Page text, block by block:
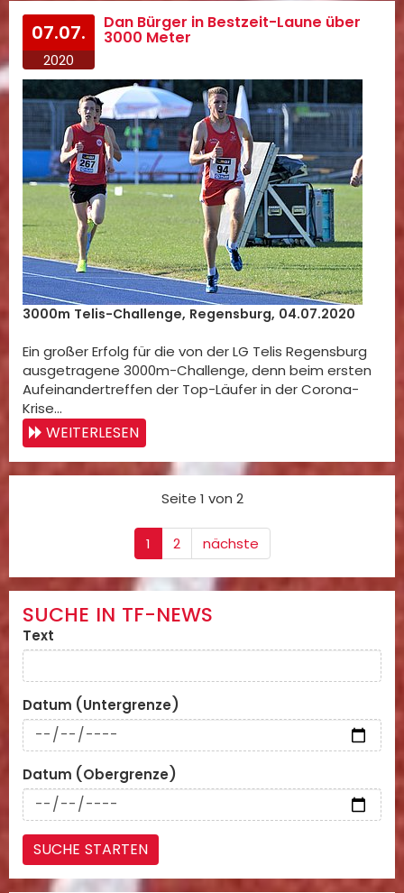
07.07.
2020
Dan Bürger in Bestzeit-Laune über
3000 Meter
3000m Telis-Challenge, Regensburg, 04.07.2020
Ein großer Erfolg für die von der LG Telis Regensburg
ausgetragene 3000m-Challenge, denn beim ersten
Aufeinandertreffen der Top-Läufer in der Corona-
Krise…
WEITERLESEN
Seite 1 von 2
1 2 nächste
SUCHE IN TF-NEWS
Text
Datum (Untergrenze)
Datum (Obergrenze)